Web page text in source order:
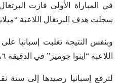
في المباراة الأولى فازت
سجلت هدف البرتغال اللاعبة
وبنفس النتيجة تغلبت إسبانيا
اللاعبة “اينوا جوميز” في الدقيقة ٨٦.
لترفع إسبانيا رصيدها إلى ستة